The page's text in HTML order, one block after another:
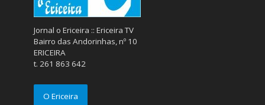
Jornal o Ericeira :: Ericeira TV
Bairro das Andorinhas, nº 10
ERICEIRA
t. 261 863 642
O Ericeira